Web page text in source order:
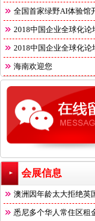
全国首家绿野AI体验馆
2018中国企业全球化论
2018中国企业全球化论
海南欢迎您
会展信息
澳洲因年龄太大拒绝英
悉尼多个华人常住区租